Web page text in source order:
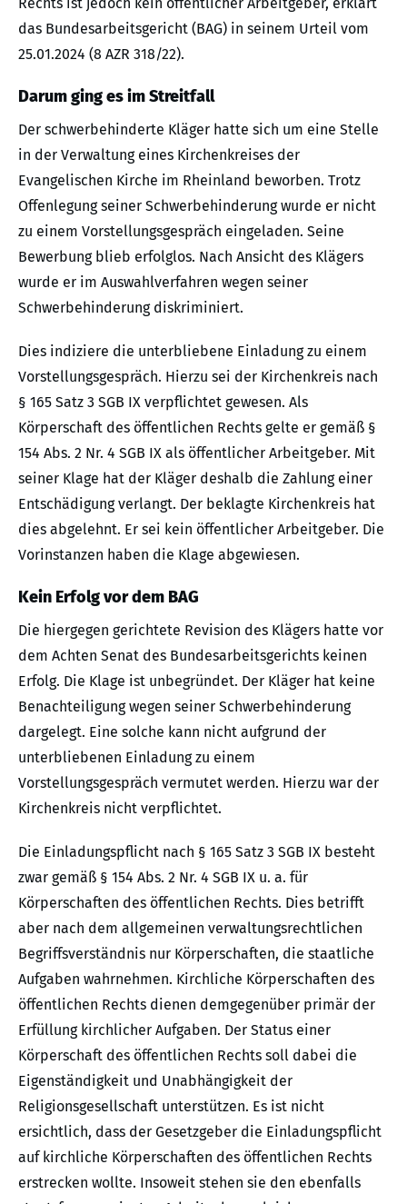
das Bundesarbeitsgericht (BAG) in seinem Urteil vom
25.01.2024 (8 AZR 318/22).
Darum ging es im Streitfall
Der schwerbehinderte Kläger hatte sich um eine Stelle
in der Verwaltung eines Kirchenkreises der
Evangelischen Kirche im Rheinland beworben. Trotz
Offenlegung seiner Schwerbehinderung wurde er nicht
zu einem Vorstellungsgespräch eingeladen. Seine
Bewerbung blieb erfolglos. Nach Ansicht des Klägers
wurde er im Auswahlverfahren wegen seiner
Schwerbehinderung diskriminiert.
Dies indiziere die unterbliebene Einladung zu einem
Vorstellungsgespräch. Hierzu sei der Kirchenkreis nach
§ 165 Satz 3 SGB IX verpflichtet gewesen. Als
Körperschaft des öffentlichen Rechts gelte er gemäß §
154 Abs. 2 Nr. 4 SGB IX als öffentlicher Arbeitgeber. Mit
seiner Klage hat der Kläger deshalb die Zahlung einer
Entschädigung verlangt. Der beklagte Kirchenkreis hat
dies abgelehnt. Er sei kein öffentlicher Arbeitgeber. Die
Vorinstanzen haben die Klage abgewiesen.
Kein Erfolg vor dem BAG
Die hiergegen gerichtete Revision des Klägers hatte vor
dem Achten Senat des Bundesarbeitsgerichts keinen
Erfolg. Die Klage ist unbegründet. Der Kläger hat keine
Benachteiligung wegen seiner Schwerbehinderung
dargelegt. Eine solche kann nicht aufgrund der
unterbliebenen Einladung zu einem
Vorstellungsgespräch vermutet werden. Hierzu war der
Kirchenkreis nicht verpflichtet.
Die Einladungspflicht nach § 165 Satz 3 SGB IX besteht
zwar gemäß § 154 Abs. 2 Nr. 4 SGB IX u. a. für
Körperschaften des öffentlichen Rechts. Dies betrifft
aber nach dem allgemeinen verwaltungsrechtlichen
Begriffsverständnis nur Körperschaften, die staatliche
Aufgaben wahrnehmen. Kirchliche Körperschaften des
öffentlichen Rechts dienen demgegenüber primär der
Erfüllung kirchlicher Aufgaben. Der Status einer
Körperschaft des öffentlichen Rechts soll dabei die
Eigenständigkeit und Unabhängigkeit der
Religionsgesellschaft unterstützen. Es ist nicht
ersichtlich, dass der Gesetzgeber die Einladungspflicht
auf kirchliche Körperschaften des öffentlichen Rechts
erstrecken wollte. Insoweit stehen sie den ebenfalls